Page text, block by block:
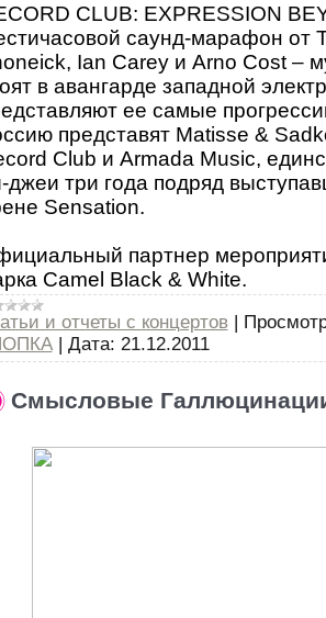
CLUB: EXPRESSION
саунд-марафон от
Ian Carey и Arno Cost –
в авангарде западной
ее самые
представят Matisse &
Club и Armada Music,
джеи три года подряд
Sensation.
партнер
Camel Black & White.
и отчеты с концертов|
| Дата: 21.12.2011
Смысловые